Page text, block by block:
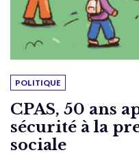
POLITIQUE
CPAS, 50 ans
sécurité à la
sociale